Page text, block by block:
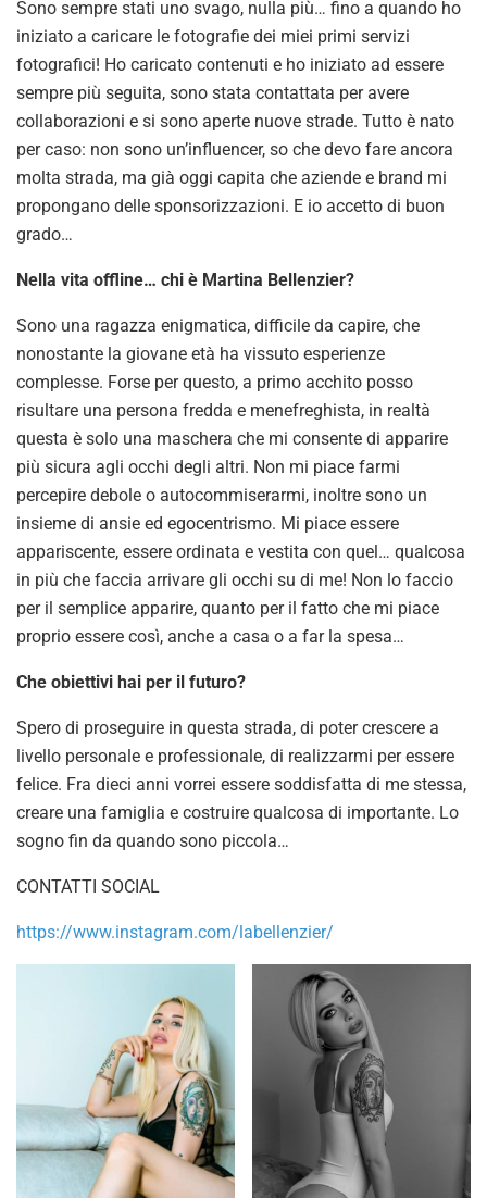
Sono sempre stati uno svago, nulla più… fino a quando ho
iniziato a caricare le fotografie dei miei primi servizi
fotografici! Ho caricato contenuti e ho iniziato ad essere
sempre più seguita, sono stata contattata per avere
collaborazioni e si sono aperte nuove strade. Tutto è nato
per caso: non sono un’influencer, so che devo fare ancora
molta strada, ma già oggi capita che aziende e brand mi
propongano delle sponsorizzazioni. E io accetto di buon
grado…
Nella vita offline… chi è Martina Bellenzier?
Sono una ragazza enigmatica, difficile da capire, che
nonostante la giovane età ha vissuto esperienze
complesse. Forse per questo, a primo acchito posso
risultare una persona fredda e menefreghista, in realtà
questa è solo una maschera che mi consente di apparire
più sicura agli occhi degli altri. Non mi piace farmi
percepire debole o autocommiserarmi, inoltre sono un
insieme di ansie ed egocentrismo. Mi piace essere
appariscente, essere ordinata e vestita con quel… qualcosa
in più che faccia arrivare gli occhi su di me! Non lo faccio
per il semplice apparire, quanto per il fatto che mi piace
proprio essere così, anche a casa o a far la spesa…
Che obiettivi hai per il futuro?
Spero di proseguire in questa strada, di poter crescere a
livello personale e professionale, di realizzarmi per essere
felice. Fra dieci anni vorrei essere soddisfatta di me stessa,
creare una famiglia e costruire qualcosa di importante. Lo
sogno fin da quando sono piccola…
CONTATTI SOCIAL
https://www.instagram.com/labellenzier/